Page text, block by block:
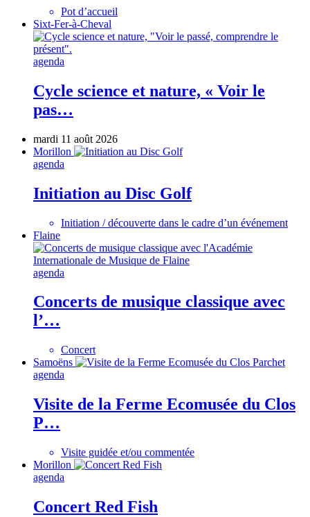
Pot d’accueil
Sixt-Fer-à-Cheval
agenda
Cycle science et nature, « Voir le
pas…
mardi 11 août 2026
Morillon
agenda
Initiation au Disc Golf
Initiation / découverte dans le cadre d’un événement
Flaine
agenda
Concerts de musique classique avec
l’…
Concert
Samoëns
agenda
Visite de la Ferme Ecomusée du Clos
P…
Visite guidée et/ou commentée
Morillon
agenda
Concert Red Fish